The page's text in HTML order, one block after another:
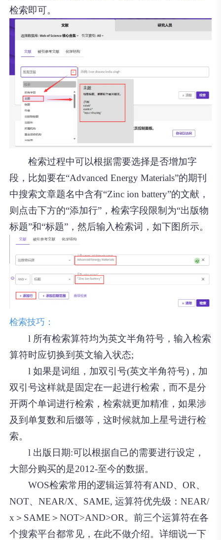
检索即可。
检索过程中可以根据需要选择是否增加字
段，比如要在“Advanced Energy Materials”的期刊
中搜索文章题名中含有“Zinc ion battery”的文献，
则点击下方的“添加行”，检索字段限制为“出版物
标题”和“标题”，然后输入检索词，如下图所示。
检索技巧：
l 所有检索算符均为英文半角符号，输入检索
算符时应切换到英文输入状态;
l 如果是词组，加双引号(英文半角符号)，加
双引号这样就是固定在一起进行检索，而不是分
开两个单词进行检索，检索就更加精准，如果涉
及到单复数和后缀等，这时候就加上星号进行检
索。
l 出版日期:可以根据自己的需要进行设定，
大部分购买的是2012-至今的数据。
WOS检索常用的逻辑运算符有AND、OR、
NOT、NEAR/X、SAME, 运算符优先级：NEAR/
x＞SAME＞NOT>AND>OR。前三个运算符在各
个搜索平台都常见，在此不做介绍。详细说一下